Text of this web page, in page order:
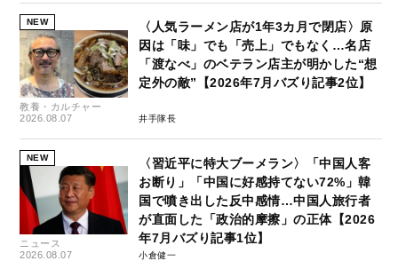
NEW
教養・カルチャー
2026.08.07
〈人気ラーメン店が1年3カ月で閉店〉原
因は「味」でも「売上」でもなく…名店
「渡なべ」のベテラン店主が明かした“想
定外の敵”【2026年7月バズり記事2位】
井手隊長
NEW
ニュース
2026.08.07
〈習近平に特大ブーメラン〉「中国人客
お断り」「中国に好感持てない72%」韓
国で噴き出した反中感情…中国人旅行者
が直面した「政治的摩擦」の正体【2026
年7月バズり記事1位】
小倉健一